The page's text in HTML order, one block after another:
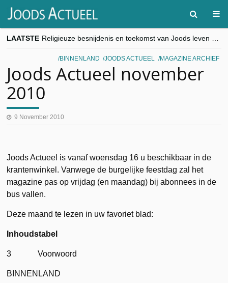
LAATSTE
“Besnijdenisdebat toont hoe moeilijk seculiere Westen minderheden begrijpt”, Jinnih Beels (Vooruit)
CITYTRIP | ROEMENIË – Boekarest: de verrassing van Oost-Europa
BINNENLAND JOODS ACTUEEL MAGAZINE ARCHIEF
Joods Actueel november
2010
9 November 2010
Joods Actueel is vanaf woensdag 16 u beschikbaar in de
krantenwinkel. Vanwege de burgelijke feestdag zal het
magazine pas op vrijdag (en maandag) bij abonnees in de
bus vallen.
Deze maand te lezen in uw favoriet blad:
Inhoudstabel
3 Voorwoord
BINNENLAND